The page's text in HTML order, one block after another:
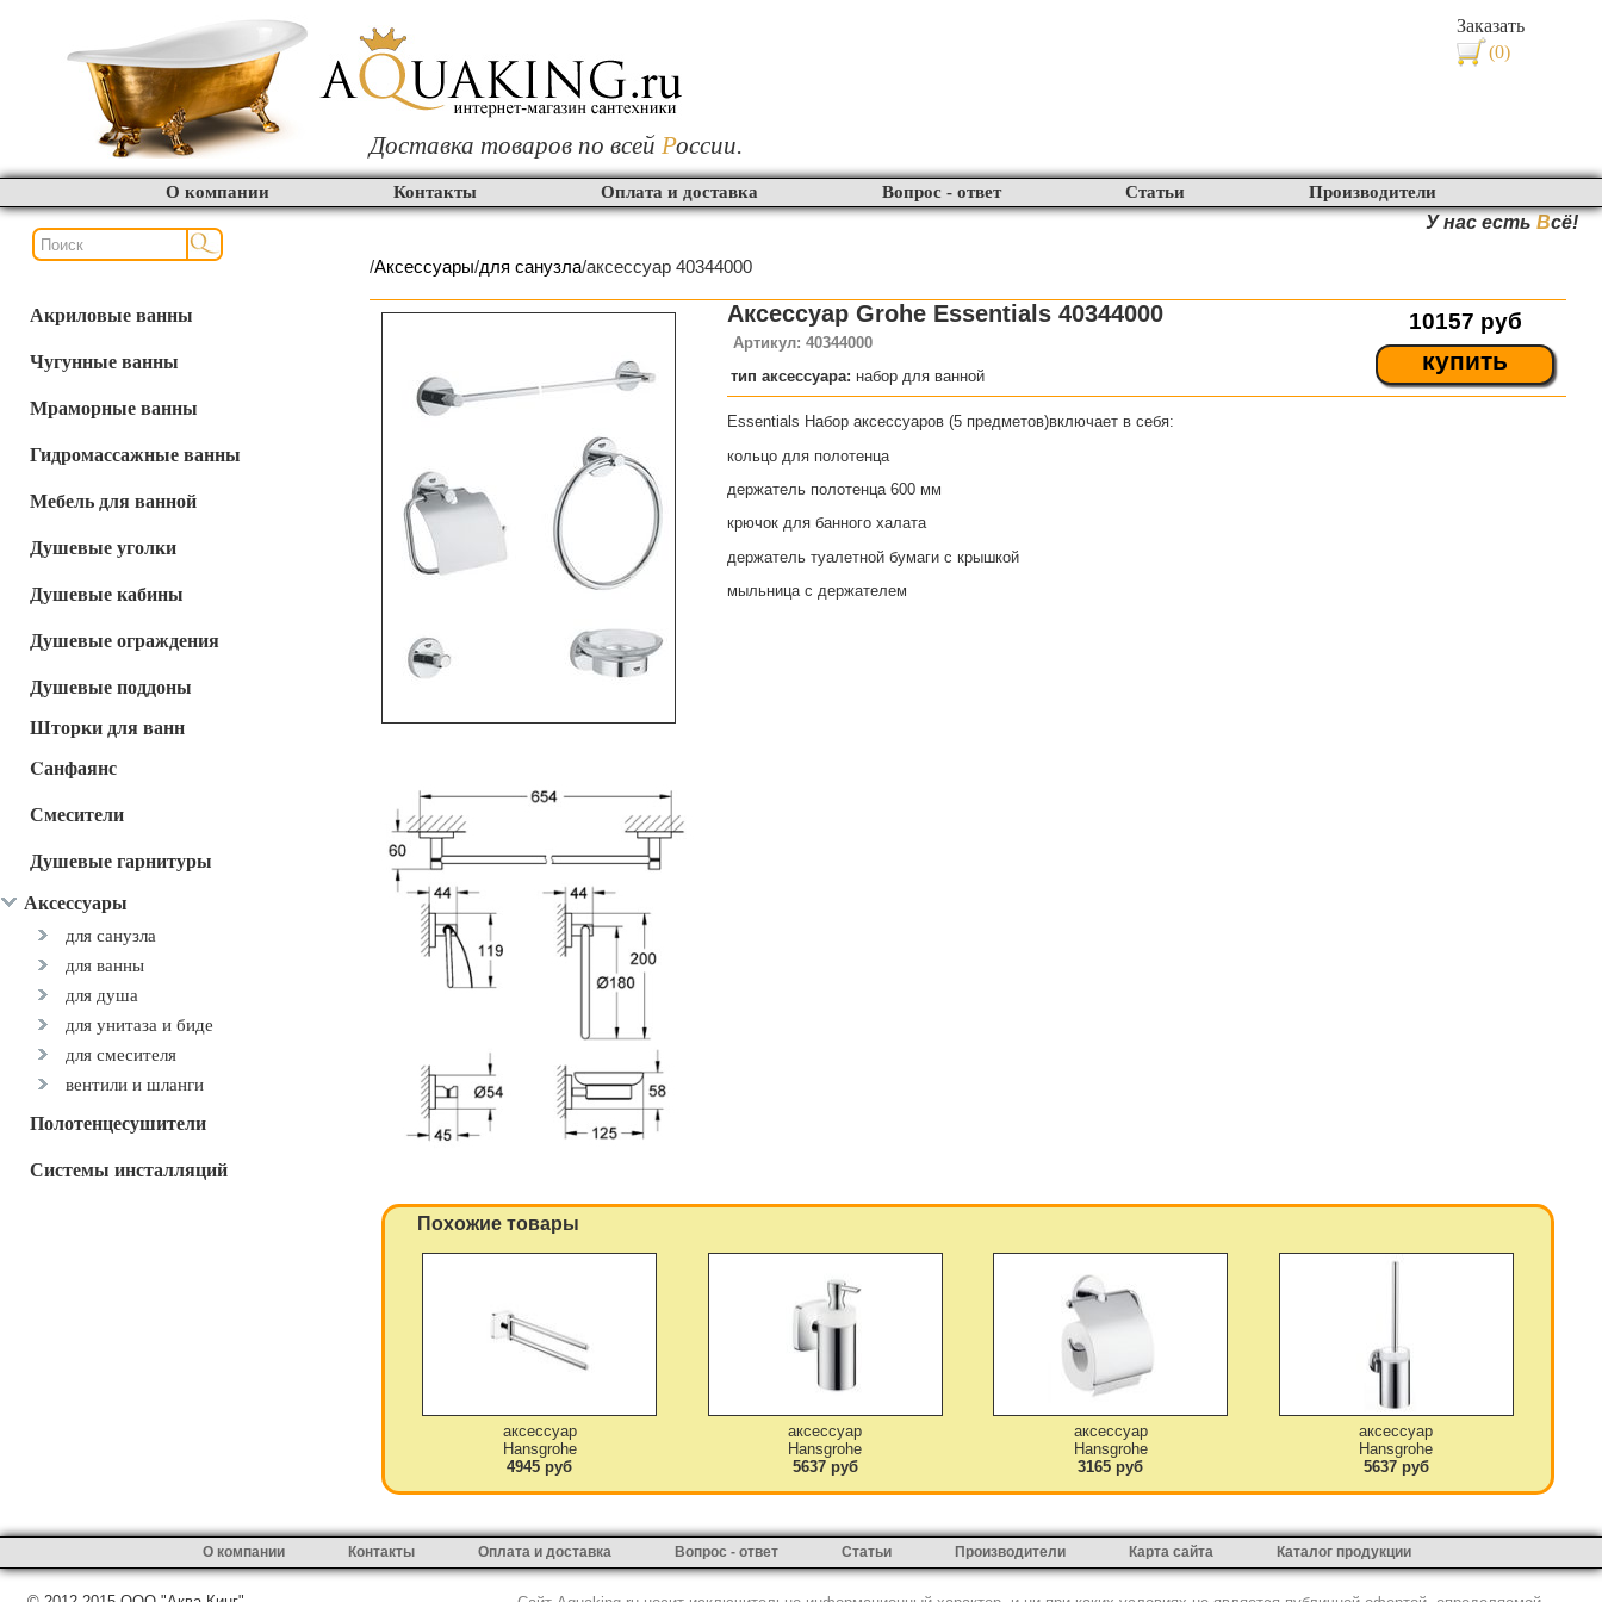
Заказать
(0)
Доставка товаров по всей России.
О компании Контакты Оплата и доставка Вопрос - ответ Статьи Производители
У нас есть Всё!
Акриловые ванны
Чугунные ванны
Мраморные ванны
Гидромассажные ванны
Мебель для ванной
Душевые уголки
Душевые кабины
Душевые ограждения
Душевые поддоны
Шторки для ванн
Cанфаянс
Смесители
Душевые гарнитуры
Аксессуары
для санузла
для ванны
для душа
для унитаза и биде
для смесителя
вентили и шланги
Полотенцесушители
Системы инсталляций
/Аксессуары/для санузла/аксессуар 40344000
10157 руб
купить
Аксессуар Grohe Essentials 40344000
Артикул: 40344000
тип аксессуара: набор для ванной
Essentials Набор аксессуаров (5 предметов)включает в себя:
кольцо для полотенца
держатель полотенца 600 мм
крючок для банного халата
держатель туалетной бумаги с крышкой
мыльница с держателем
Похожие товары
аксессуар
Hansgrohe
4945 руб
аксессуар
Hansgrohe
5637 руб
аксессуар
Hansgrohe
3165 руб
аксессуар
Hansgrohe
5637 руб
О компании Контакты Оплата и доставка Вопрос - ответ Статьи Производители Карта сайта Каталог продукции